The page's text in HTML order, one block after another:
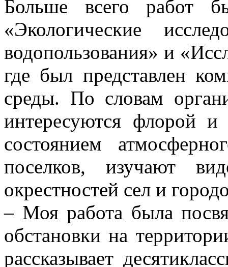
Больше всего работ
«Экологические
водопользования» и
где был представлен
среды. По словам
интересуются флорой
состоянием
поселков, изучают
окрестностей сел и
– Моя работа была
обстановки на
рассказывает